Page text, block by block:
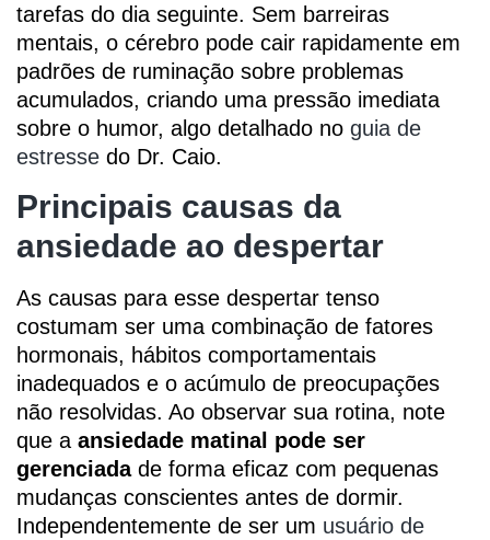
tarefas do dia seguinte. Sem barreiras
mentais, o cérebro pode cair rapidamente em
padrões de ruminação sobre problemas
acumulados, criando uma pressão imediata
sobre o humor, algo detalhado no guia de
estresse do Dr. Caio.
Principais causas da
ansiedade ao despertar
As causas para esse despertar tenso
costumam ser uma combinação de fatores
hormonais, hábitos comportamentais
inadequados e o acúmulo de preocupações
não resolvidas. Ao observar sua rotina, note
que a ansiedade matinal pode ser
gerenciadade forma eficaz com pequenas
mudanças conscientes antes de dormir.
Independentemente de ser um usuário de